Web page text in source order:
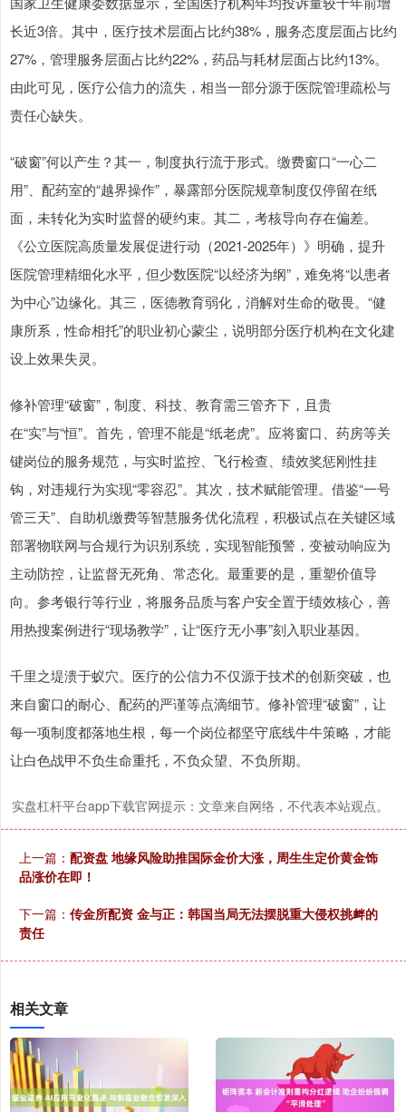
长近3倍。其中，医疗技术层面占比约38%，服务态度层面占比约
27%，管理服务层面占比约22%，药品与耗材层面占比约13%。
由此可见，医疗公信力的流失，相当一部分源于医院管理疏松与
责任心缺失。
“破窗”何以产生？其一，制度执行流于形式。缴费窗口“一心二
用”、配药室的“越界操作”，暴露部分医院规章制度仅停留在纸
面，未转化为实时监督的硬约束。其二，考核导向存在偏差。
《公立医院高质量发展促进行动（2021-2025年）》明确，提升
医院管理精细化水平，但少数医院“以经济为纲”，难免将“以患者
为中心”边缘化。其三，医德教育弱化，消解对生命的敬畏。“健
康所系，性命相托”的职业初心蒙尘，说明部分医疗机构在文化建
设上效果失灵。
修补管理“破窗”，制度、科技、教育需三管齐下，且贵
在“实”与“恒”。首先，管理不能是“纸老虎”。应将窗口、药房等关
键岗位的服务规范，与实时监控、飞行检查、绩效奖惩刚性挂
钩，对违规行为实现“零容忍”。其次，技术赋能管理。借鉴“一号
管三天”、自助机缴费等智慧服务优化流程，积极试点在关键区域
部署物联网与合规行为识别系统，实现智能预警，变被动响应为
主动防控，让监督无死角、常态化。最重要的是，重塑价值导
向。参考银行等行业，将服务品质与客户安全置于绩效核心，善
用热搜案例进行“现场教学”，让“医疗无小事”刻入职业基因。
千里之堤溃于蚁穴。医疗的公信力不仅源于技术的创新突破，也
来自窗口的耐心、配药的严谨等点滴细节。修补管理“破窗”，让
每一项制度都落地生根，每一个岗位都坚守底线牛牛策略，才能
让白色战甲不负生命重托，不负众望、不负所期。
实盘杠杆平台app下载官网提示：文章来自网络，不代表本站观点。
上一篇： 配资盘 地缘风险助推国际金价大涨，周生生定价黄金饰
品涨价在即！
下一篇： 传金所配资 金与正：韩国当局无法摆脱重大侵权挑衅的
责任
相关文章